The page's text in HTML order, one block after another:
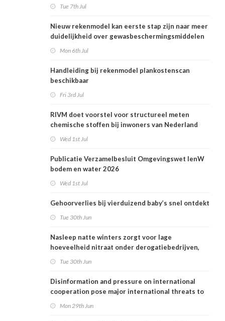
Tue 7th Jul
Nieuw rekenmodel kan eerste stap zijn naar meer
duidelijkheid over gewasbeschermingsmiddelen
Mon 6th Jul
Handleiding bij rekenmodel plankostenscan
beschikbaar
Fri 3rd Jul
RIVM doet voorstel voor structureel meten
chemische stoffen bij inwoners van Nederland
Wed 1st Jul
Publicatie Verzamelbesluit Omgevingswet IenW
bodem en water 2026
Wed 1st Jul
Gehoorverlies bij vierduizend baby’s snel ontdekt
Tue 30th Jun
Nasleep natte winters zorgt voor lage
hoeveelheid nitraat onder derogatiebedrijven,
Tue 30th Jun
Disinformation and pressure on international
cooperation pose major international threats to
Mon 29th Jun